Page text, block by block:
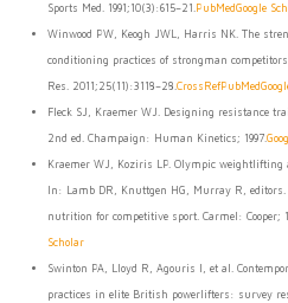
Sports Med. 1991;10(3):615–21.PubMedGoogle
Winwood PW, Keogh JWL, Harris NK. The
conditioning practices of strongman
Res. 2011;25(11):3118–28.CrossRefPubMed
Fleck SJ, Kraemer WJ. Designing resistance
2nd ed. Champaign: Human Kinetics; 1997.
Kraemer WJ, Koziris LP. Olympic weightlifting
In: Lamb DR, Knuttgen HG, Murray R,
nutrition for competitive sport. Carmel: Cooper;
Scholar
Swinton PA, Lloyd R, Agouris I, et al.
practices in elite British powerlifters: survey